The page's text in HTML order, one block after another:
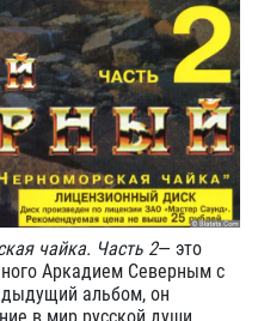
чайка. Часть 2— это
Аркадием Северным с
альбом, он